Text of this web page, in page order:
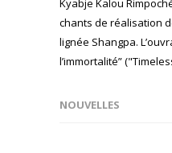
chants de réalisation
lignée Shangpa.
l’immortalité”
NOUVELLES